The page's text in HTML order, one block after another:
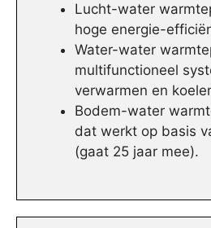
Lucht-water
hoge energie-
Water-water
multifunctioneel
verwarmen en
Bodem-water
dat werkt op basis
(gaat 25 jaar mee).